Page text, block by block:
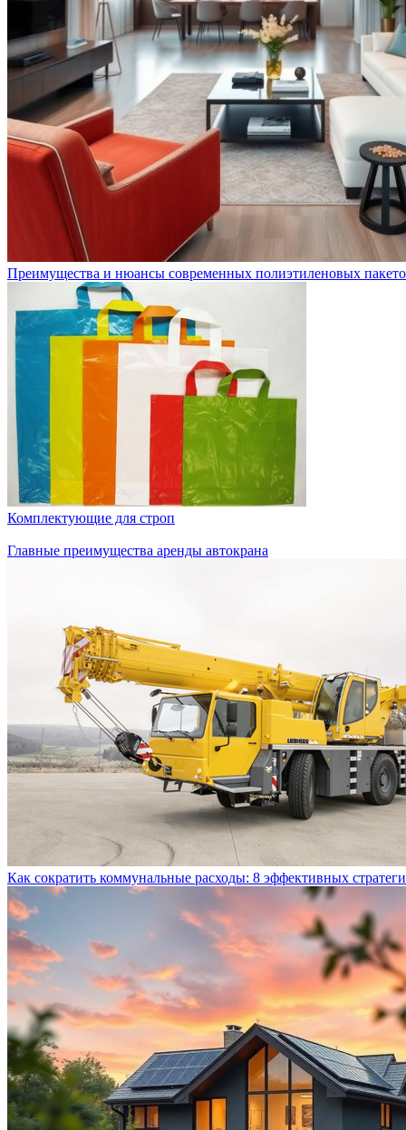
Преимущества и нюансы современных полиэтиленовых
Комплектующие для строп
Главные преимущества аренды автокрана
Как сократить коммунальные расходы: 8 эффективных